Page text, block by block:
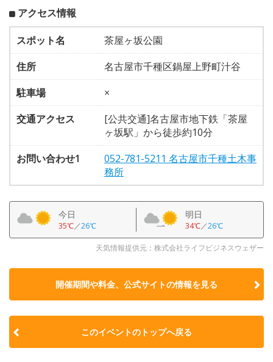
アクセス情報
スポット名
茶屋ヶ坂公園
住所
名古屋市千種区鍋屋上野町汁谷
駐車場
×
交通アクセス
[公共交通]名古屋市地下鉄「茶屋
ヶ坂駅」から徒歩約10分
お問い合わせ1
052-781-5211 名古屋市千種土木事
務所
今日
35℃／26℃
明日
34℃／26℃
天気情報提供元：株式会社ライフビジネスウェザー
開催期間や料金、公式サイトの情報を見る
このイベントのトップへ戻る